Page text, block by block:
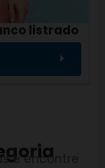
listrado
e encontre